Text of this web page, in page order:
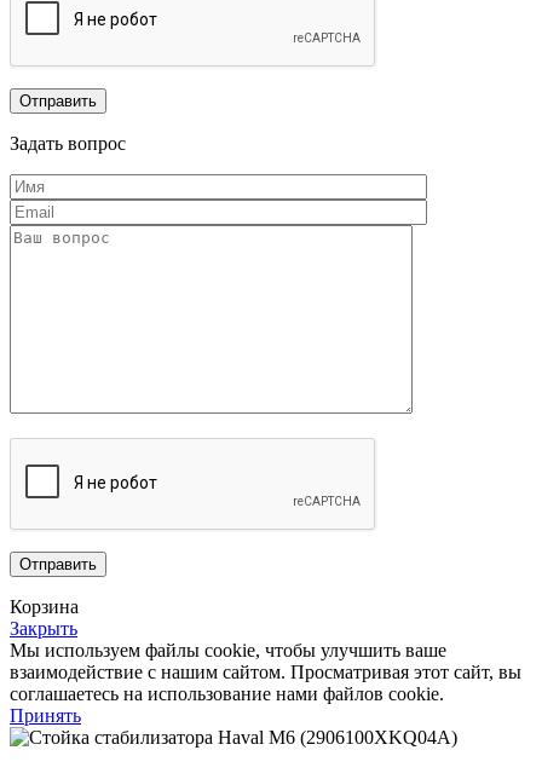
Задать вопрос
Корзина
Закрыть
Мы используем файлы cookie, чтобы улучшить ваше
взаимодействие с нашим сайтом. Просматривая этот сайт, вы
соглашаетесь на использование нами файлов cookie.
Принять